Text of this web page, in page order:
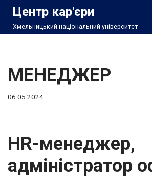
Перейти
Центр кар'єри
Хмельницький національний університет
МЕНЕДЖЕР
06.05.2024
HR-менеджер,
адміністратор